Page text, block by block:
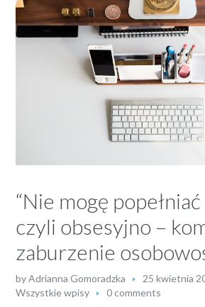
“Nie mogę popełniać
czyli obsesyjno –
zaburzenie
byAdrianna Gomoradzka
25 kwietnia
Wszystkie wpisy
0 comments